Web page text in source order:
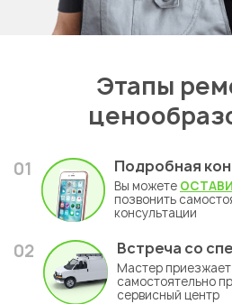
Этапы
01 Подробная
Вы можете
позвонить
консультации
02 Встреча со
Мастер
самостоятельно
сервисный центр